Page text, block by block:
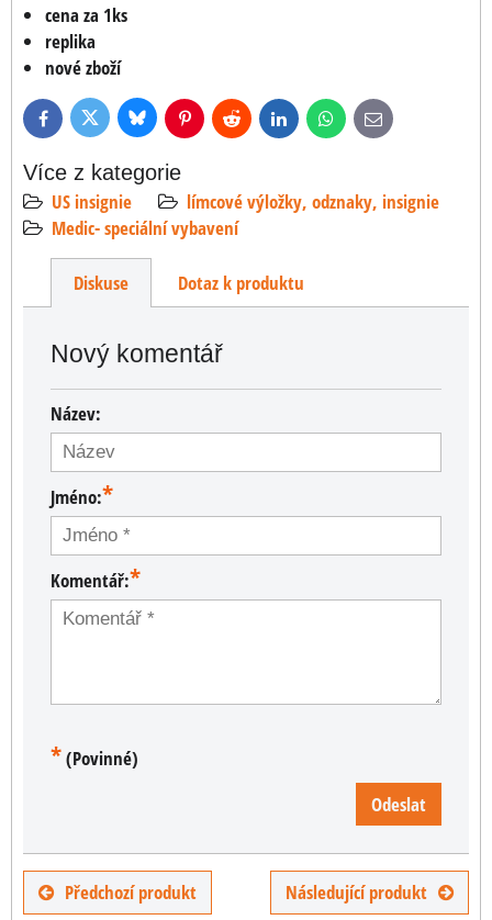
cena za 1ks
replika
nové zboží
FacebookTwitter BlueskyPinterestReddit LinkedInWhatsApp
E-
mail
Více z kategorie
US insignie
límcové výložky, odznaky, insignie
Medic- speciální vybavení
Diskuse Dotaz k produktu
Nový komentář
Název:
Jméno:*
Komentář:*
*(Povinné)
Odeslat
Předchozí produkt Následující produkt